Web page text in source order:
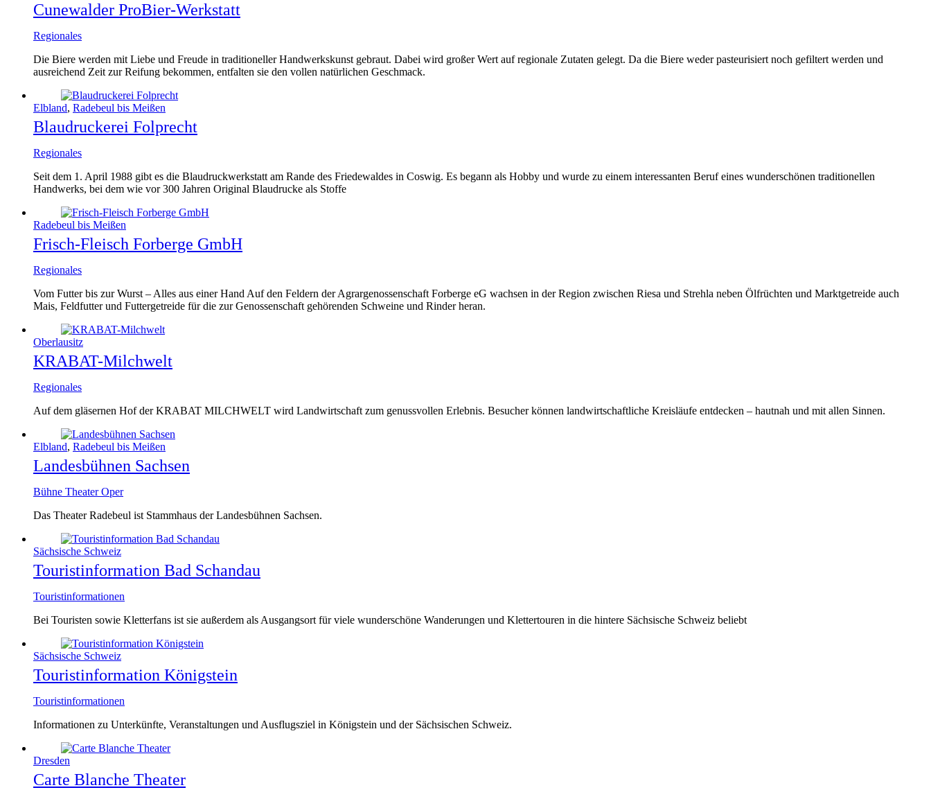
Cunewalder ProBier-Werkstatt
Regionales
Die Biere werden mit Liebe und Freude in traditioneller Handwerkskunst gebraut. Dabei wird großer Wert auf regionale Zutaten gelegt. Da die Biere weder pasteurisiert noch gefiltert werden und
ausreichend Zeit zur Reifung bekommen, entfalten sie den vollen natürlichen Geschmack.
Elbland, Radebeul bis Meißen
Blaudruckerei Folprecht
Regionales
Seit dem 1. April 1988 gibt es die Blaudruckwerkstatt am Rande des Friedewaldes in Coswig. Es begann als Hobby und wurde zu einem interessanten Beruf eines wunderschönen traditionellen
Handwerks, bei dem wie vor 300 Jahren Original Blaudrucke als Stoffe
Radebeul bis Meißen
Frisch-Fleisch Forberge GmbH
Regionales
Vom Futter bis zur Wurst – Alles aus einer Hand Auf den Feldern der Agrargenossenschaft Forberge eG wachsen in der Region zwischen Riesa und Strehla neben Ölfrüchten und Marktgetreide auch
Mais, Feldfutter und Futtergetreide für die zur Genossenschaft gehörenden Schweine und Rinder heran.
Oberlausitz
KRABAT-Milchwelt
Regionales
Auf dem gläsernen Hof der KRABAT MILCHWELT wird Landwirtschaft zum genussvollen Erlebnis. Besucher können landwirtschaftliche Kreisläufe entdecken – hautnah und mit allen Sinnen.
Elbland, Radebeul bis Meißen
Landesbühnen Sachsen
Bühne Theater Oper
Das Theater Radebeul ist Stammhaus der Landesbühnen Sachsen.
Sächsische Schweiz
Touristinformation Bad Schandau
Touristinformationen
Bei Touristen sowie Kletterfans ist sie außerdem als Ausgangsort für viele wunderschöne Wanderungen und Klettertouren in die hintere Sächsische Schweiz beliebt
Sächsische Schweiz
Touristinformation Königstein
Touristinformationen
Informationen zu Unterkünfte, Veranstaltungen und Ausflugsziel in Königstein und der Sächsischen Schweiz.
Dresden
Carte Blanche Theater